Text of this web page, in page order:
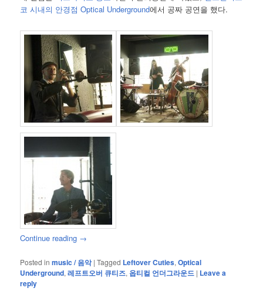
코 시내의 안경점 Optical Underground에서 공짜 공연을 했다.
Continue reading →
Posted in music / 음악 |Tagged Leftover Cuties,Optical
Underground,레프트오버 큐티즈, 옵티컬 언더그라운드 | Leave a
reply